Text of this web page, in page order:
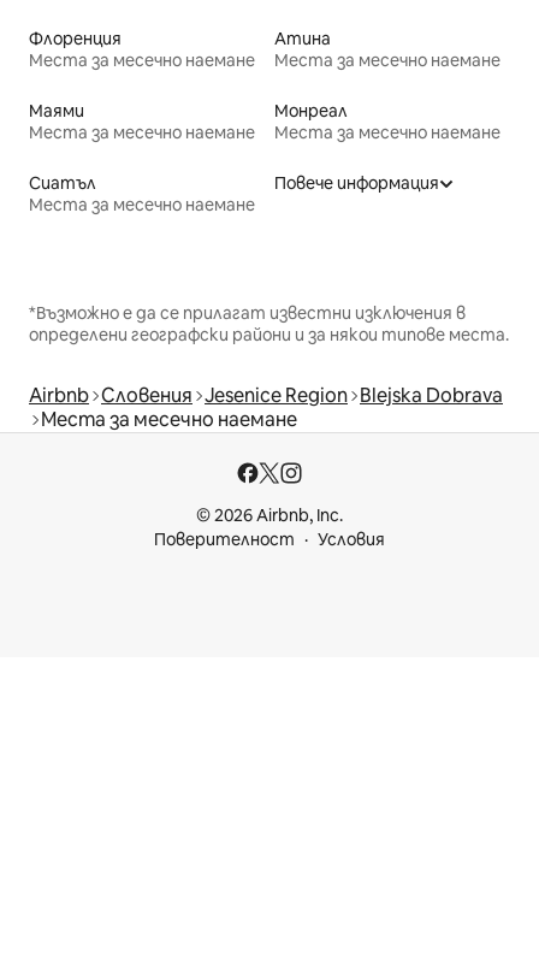
Флоренция
Места за месечно наемане
Атина
Места за месечно наемане
Маями
Места за месечно наемане
Монреал
Места за месечно наемане
Сиатъл
Места за месечно наемане
Повече информация
*Възможно е да се прилагат известни изключения в
определени географски райони и за някои типове места.
Airbnb Словения Jesenice Region Blejska Dobrava
Места за месечно наемане
© 2026 Airbnb, Inc.
Поверителност
Условия